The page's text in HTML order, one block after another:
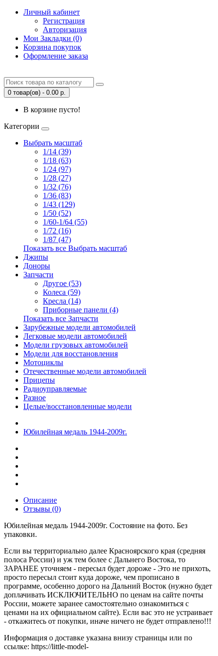
Личный кабинет
Регистрация
Авторизация
Мои Закладки (0)
Корзина покупок
Оформление заказа
0 товар(ов) - 0.00 р.
В корзине пусто!
Категории
Выбрать масштаб
1/14 (39)
1/18 (63)
1/24 (97)
1/28 (27)
1/32 (76)
1/36 (83)
1/43 (129)
1/50 (52)
1/60-1/64 (55)
1/72 (16)
1/87 (47)
Показать все Выбрать масштаб
Джипы
Доноры
Запчасти
Другое (53)
Колеса (59)
Кресла (14)
Приборные панели (4)
Показать все Запчасти
Зарубежные модели автомобилей
Легковые модели автомобилей
Модели грузовых автомобилей
Модели для восстановления
Мотоциклы
Отечественные модели автомобилей
Прицепы
Радиоуправляемые
Разное
Целые/восстановленные модели
Юбилейная медаль 1944-2009г.
Описание
Отзывы (0)
Юбилейная медаль 1944-2009г. Состояние на фото. Без
упаковки.
Если вы территориально далее Красноярского края (средняя
полоса России) и уж тем более с Дальнего Востока, то
ЗАРАНЕЕ уточняем - пересыл будет дороже - Это не прихоть,
просто пересыл стоит куда дороже, чем прописано в
программе, особенно дорого на Дальний Восток (нужно будет
доплачивать ИСКЛЮЧИТЕЛЬНО по ценам на сайте почты
России, можете заранее самостоятельно ознакомиться с
ценами на их официальном сайте). Если вас это не устраивает
- откажитесь от покупки, иначе ничего не будет отправлено!!!
Информация о доставке указана внизу страницы или по
ссылке: https://little-model-